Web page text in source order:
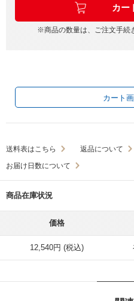
※商品の数量は、ご注文手続
カート
送料表はこちら
返品について
お届け日数について
商品在庫状況
価格
12,540円 (税込)